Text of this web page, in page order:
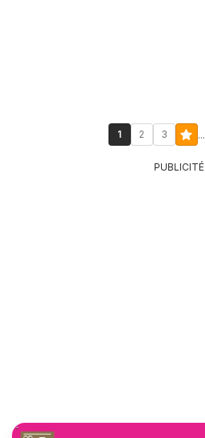
1 2 3 ...
PUBLICITÉ